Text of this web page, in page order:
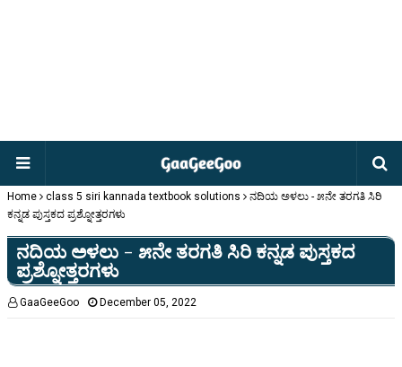
Home class 5 siri kannada textbook solutions
ನದಿಯ ಅಳಲು - ೫ನೇ ತರಗತಿ ಸಿರಿ
ಕನ್ನಡ ಪುಸ್ತಕದ ಪ್ರಶ್ನೋತ್ತರಗಳು
ನದಿಯ ಅಳಲು - ೫ನೇ ತರಗತಿ ಸಿರಿ ಕನ್ನಡ ಪುಸ್ತಕದ
ಪ್ರಶ್ನೋತ್ತರಗಳು
GaaGeeGoo December 05, 2022